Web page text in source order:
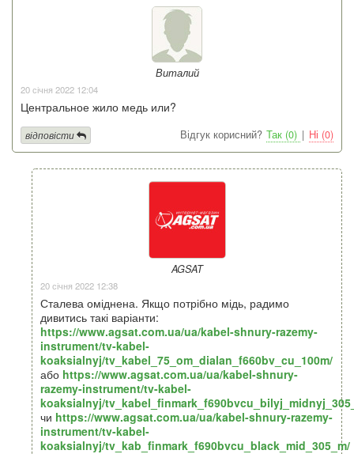
Виталий
20 січня 2022 12:04
Центральное жило медь или?
Відгук корисний? Так (0) | Ні (0)
відповісти
AGSAT
20 січня 2022 12:38
Сталева оміднена. Якщо потрібно мідь, радимо
дивитись такі варіанти:
https://www.agsat.com.ua/ua/kabel-shnury-razemy-
instrument/tv-kabel-
koaksialnyj/tv_kabel_75_om_dialan_f660bv_cu_100m/
або https://www.agsat.com.ua/ua/kabel-shnury-
razemy-instrument/tv-kabel-
koaksialnyj/
чи https://www.agsat.com.ua/ua/kabel-shnury-razemy-
instrument/tv-kabel-
koaksialnyj/tv_kab_finmark_f690bvcu_black_mid_305_m/